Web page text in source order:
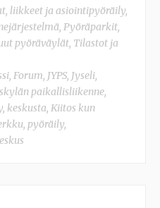
liikkeet ja asiointipyöräily,
, Pyöräparkit,
pyöräväylät, Tilastot ja
, Forum, JYPS, Jyseli,
paikallisliikenne,
, keskusta, Kiitos kun
, pyöräily,